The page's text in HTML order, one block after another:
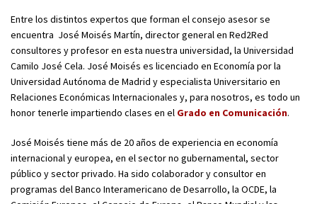
Entre los distintos expertos que forman el consejo asesor se
encuentra José Moisés Martín, director general en Red2Red
consultores y profesor en esta nuestra universidad, la Universidad
Camilo José Cela. José Moisés es licenciado en Economía por la
Universidad Autónoma de Madrid y especialista Universitario en
Relaciones Económicas Internacionales y, para nosotros, es todo un
honor tenerle impartiendo clases en el Grado en Comunicación.
José Moisés tiene más de 20 años de experiencia en economía
internacional y europea, en el sector no gubernamental, sector
público y sector privado. Ha sido colaborador y consultor en
programas del Banco Interamericano de Desarrollo, la OCDE, la